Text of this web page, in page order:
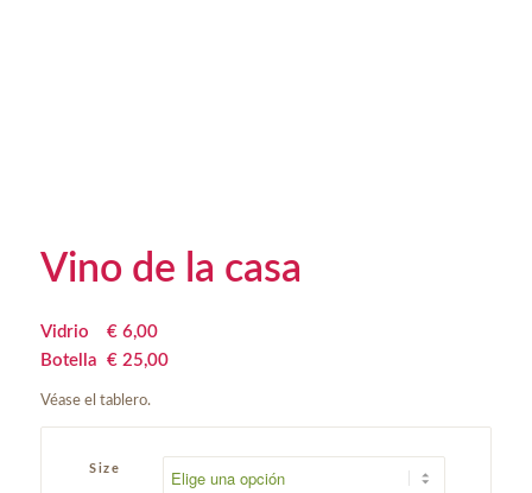
Vino de la casa
Vidrio € 6,00
Botella € 25,00
Véase el tablero.
Size